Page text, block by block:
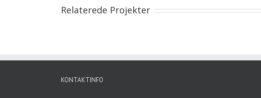
Relaterede Projekter
KONTAKTINFO